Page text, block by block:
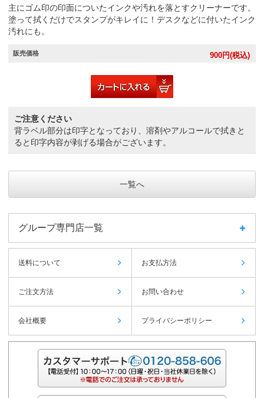
主にゴム印の印面についたインクや汚れを落とすクリーナーです。
塗って拭くだけでスタンプがキレイに！デスクなどに付いたインク
汚れにも。
販売価格 900円(税込)
ご注意ください
背ラベル部分は印字となっており、溶剤やアルコールで拭きと
ると印字内容が剥げる場合がございます。
一覧へ
グループ専門店一覧
送料について お支払方法
ご注文方法 お問い合わせ
会社概要 プライバシーポリシー